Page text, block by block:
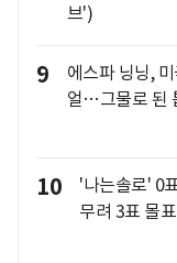
브')
9
에스파 닝닝,
얼…그물로 된
10
'나는솔로' 0
무려 3표 몰